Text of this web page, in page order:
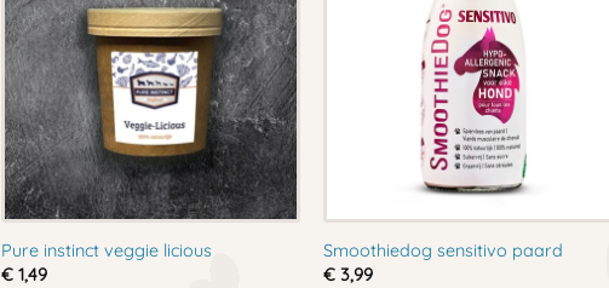
Pure instinct veggie licious
€1,49
Smoothiedog sensitivo paard
€ 3,99